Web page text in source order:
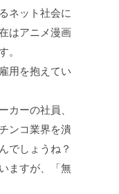
ネット社会に
はアニメ漫画
。
用を抱えてい
カーの社員、
ンコ業界を潰
でしょうね？
ますが、「無